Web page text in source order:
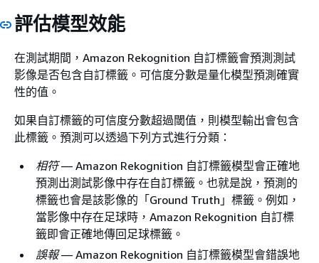
評估模型效能
在測試期間，Amazon Rekognition 自訂標籤會預測測試
影像是否包含自訂標籤。可信度分數是量化模型預測確實
性的值。
如果自訂標籤的可信度分數超過閾值，則模型輸出會包含
此標籤。預測可以透過下列方式進行分類：
相符— Amazon Rekognition 自訂標籤模型會正確地
預測出測試影像中存在自訂標籤。也就是說，預測的
標籤也會是該影像的「Ground Truth」標籤。例如，
當影像中存在足球時，Amazon Rekognition 自訂標
籤即會正確地傳回足球標籤。
誤報— Amazon Rekognition 自訂標籤模型會錯誤地